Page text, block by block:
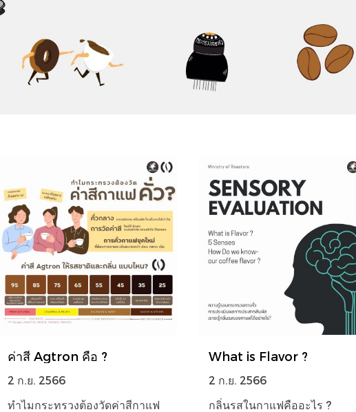
ค่าสี Agtron คือ ?
2 ก.ย. 2566
ทำไมกระทรวงต้องวัดค่าสีกาแฟ
What is Flavor ?
2 ก.ย. 2566
กลิ่นรสในกาแฟคืออะไร ?